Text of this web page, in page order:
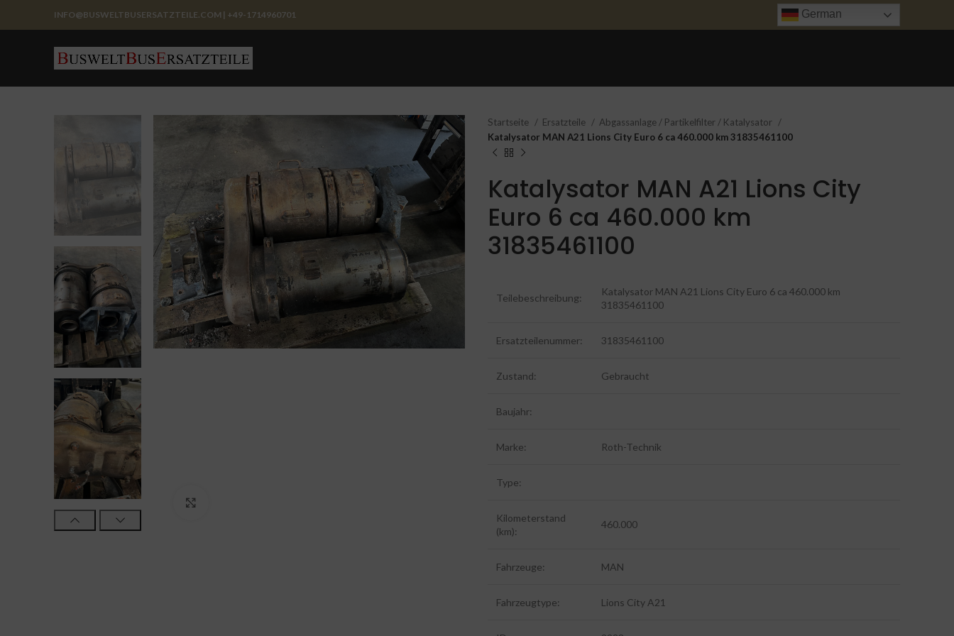
INFO@BUSWELTBUSERSATZTEILE.COM | +49-1714960701 German
Startseite Ersatzteile
Abgassanlage / Partikelfilter / Katalysator
Katalysator MAN A21 Lions City Euro 6 ca 460.000 km 31835461100
Katalysator MAN A21 Lions City
Euro 6 ca 460.000 km
31835461100
Teilebeschreibung:
Katalysator MAN A21 Lions City Euro 6 ca 460.000 km
31835461100
Ersatzteilenummer: 31835461100
Zustand: Gebraucht
Baujahr:
Marke: Roth-Technik
Type:
Kilometerstand
(km):
460.000
Fahrzeuge: MAN
Fahrzeugtype: Lions City A21